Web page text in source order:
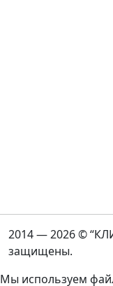
2014 — 2026 ©
защищены.
Мы используем